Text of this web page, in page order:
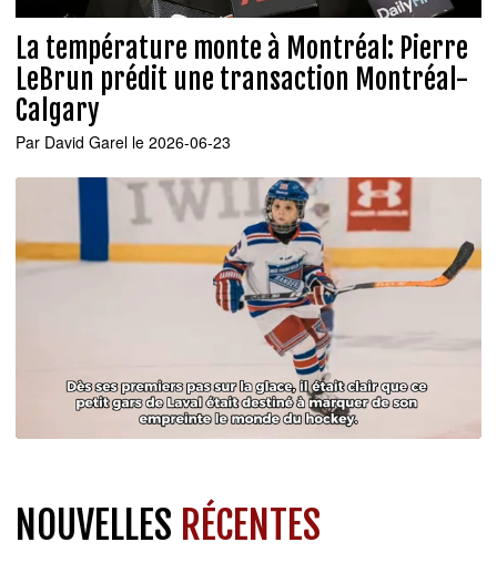
La température monte à Montréal: Pierre
LeBrun prédit une transaction Montréal-
Calgary
Par David Garel le 2026-06-23
NOUVELLES RÉCENTES